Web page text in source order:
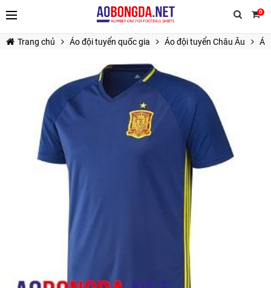
0
TIẾP TỤC MUA HÀNG
Trang chủ Áo đội tuyển quốc gia Áo đội tuyển Châu Âu